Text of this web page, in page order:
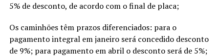
5% de desconto, de acordo com o final de placa;
Os caminhões têm prazos diferenciados: para o
pagamento integral em janeiro será concedido desconto
de 9%; para pagamento em abril o desconto será de 5%;